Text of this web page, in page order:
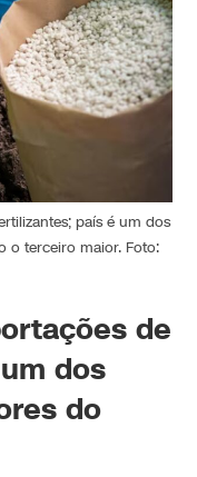
país é um dos
o terceiro maior. Foto:
de
dos
do